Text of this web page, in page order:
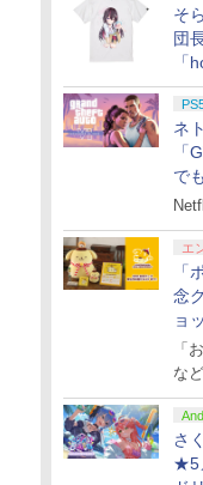
そ
団
「
全
＆
ネ
「
で
し
エ
「
念
ョ
「
な
さ
★5